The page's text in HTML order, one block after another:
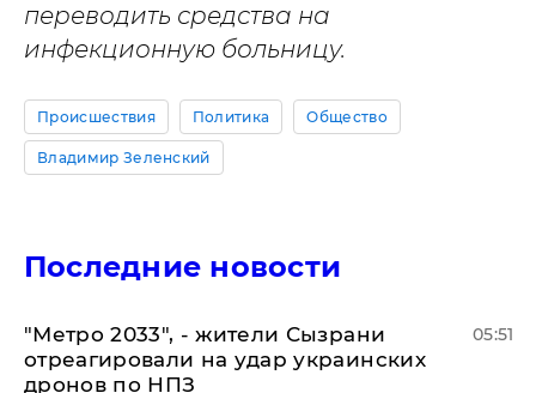
переводить средства на
инфекционную больницу.
Происшествия Политика Общество
Владимир Зеленский
Последние новости
"Метро 2033", - жители Сызрани
отреагировали на удар украинских
дронов по НПЗ
05:51